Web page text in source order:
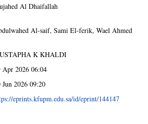
Al Dhaifallah
Al-saif,Sami El-ferik,Wael Ahmed
K KHALDI
Apr 2026 06:04
Jun 2026 09:20
eprints.kfupm.edu.sa/id/eprint/144147